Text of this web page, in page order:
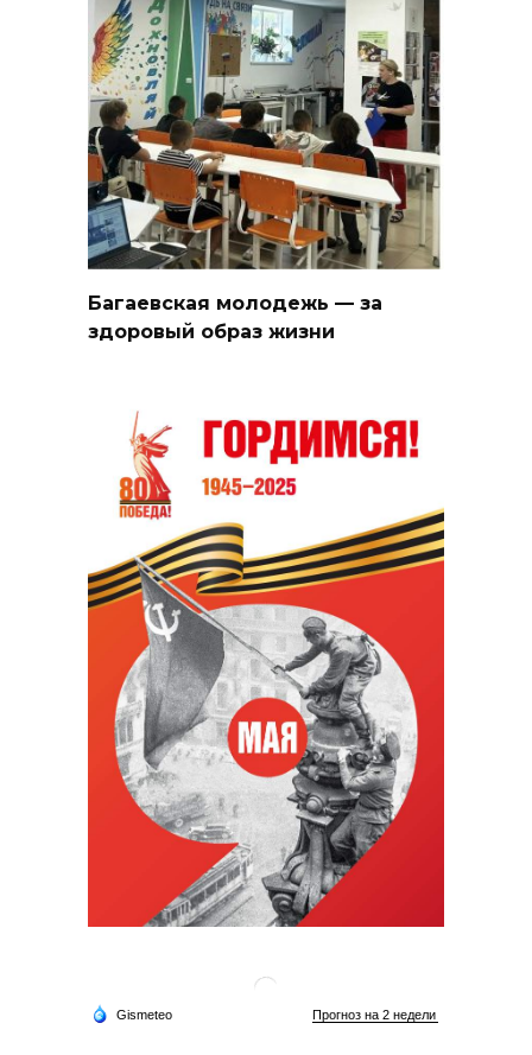
Багаевская молодежь — за
здоровый образ жизни